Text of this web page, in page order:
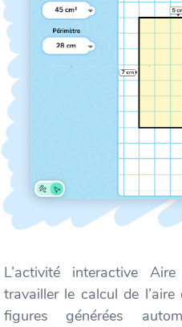
L’activité interactive
travailler le calcul de
figures générées